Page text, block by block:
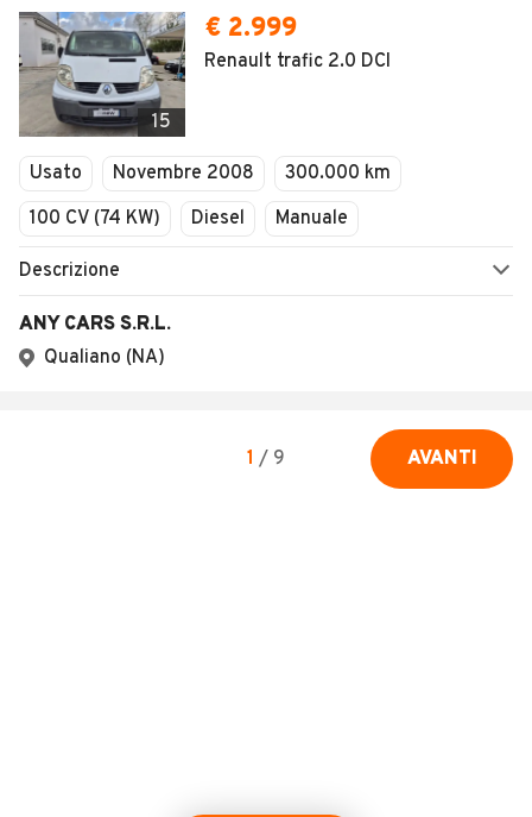
15
€ 2.999
Renault trafic 2.0 DCI
Usato Novembre 2008
300.000 km
100 CV (74 KW)
Diesel Manuale
Descrizione
ANY CARS S.R.L.
Qualiano (NA)
1 / 9 AVANTI